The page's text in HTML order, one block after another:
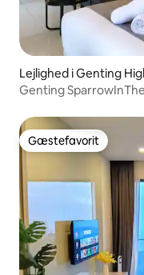
Lejlighed i Genting
Genting
Gæstefavorit
Gæstefavorit